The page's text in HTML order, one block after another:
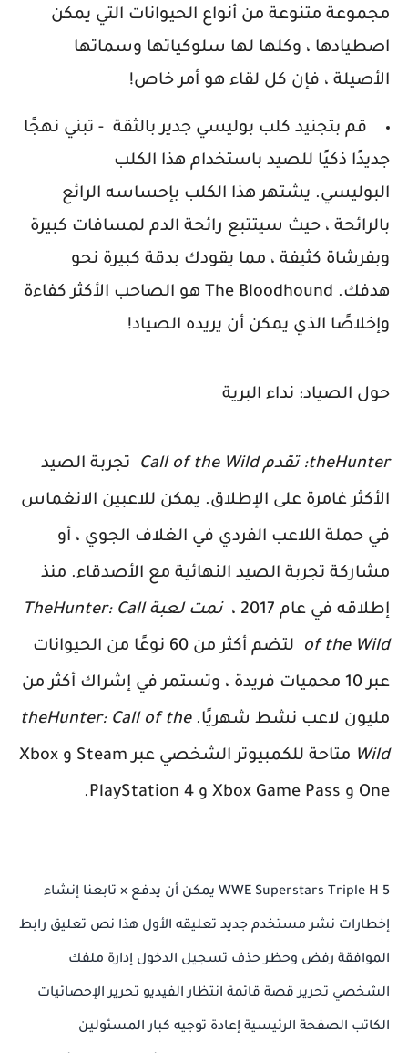
مجموعة متنوعة من أنواع الحيوانات التي يمكن
اصطيادها ، وكلها لها سلوكياتها وسماتها
الأصيلة ، فإن كل لقاء هو أمر خاص!
قم بتجنيد كلب بوليسي جدير بالثقة - تبني نهجًا
جديدًا ذكيًا للصيد باستخدام هذا الكلب
البوليسي. يشتهر هذا الكلب بإحساسه الرائع
بالرائحة ، حيث سيتتبع رائحة الدم لمسافات كبيرة
وبفرشاة كثيفة ، مما يقودك بدقة كبيرة نحو
هدفك.
The Bloodhound هو الصاحب الأكثر كفاءة
وإخلاصًا الذي يمكن أن يريده الصياد!
حول الصياد: نداء البرية
theHunter: تقدم Call of the Wild
تجربة الصيد
الأكثر غامرة على الإطلاق. يمكن للاعبين الانغماس
في حملة اللاعب الفردي في الغلاف الجوي ، أو
مشاركة تجربة الصيد النهائية مع الأصدقاء. منذ
إطلاقه في عام 2017 ،
نمت لعبة TheHunter: Call
of the Wild
لتضم أكثر من 60 نوعًا من الحيوانات
عبر 10 محميات فريدة ، وتستمر في إشراك أكثر من
مليون لاعب نشط شهريًا.theHunter: Call of the
Wild
متاحة للكمبيوتر الشخصي عبر Steam و Xbox
One و Xbox Game Pass و PlayStation 4.
5 WWE Superstars Triple H يمكن أن يدفع × تابعنا إنشاء
إخطارات نشر مستخدم جديد تعليقه الأول هذا نص تعليق رابط
الموافقة رفض وحظر حذف تسجيل الدخول إدارة ملفك
الشخصي تحرير قصة قائمة انتظار الفيديو تحرير الإحصائيات
الكاتب الصفحة الرئيسية إعادة توجيه كبار المسئولين